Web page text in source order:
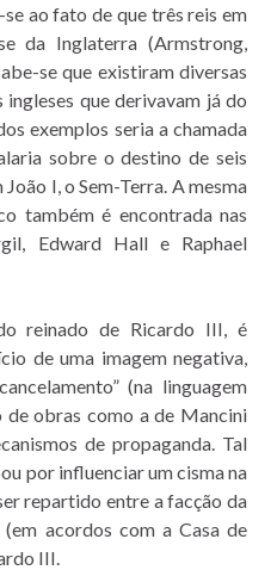
ao fato de que três reis em
da Inglaterra (Armstrong,
se que existiram diversas
que derivavam já do
exemplos seria a chamada
sobre o destino de seis
I, o Sem-Terra. A mesma
também é encontrada nas
Edward Hall e Raphael
reinado de Ricardo III, é
de uma imagem negativa,
(na linguagem
de obras como a de Mancini
de propaganda. Tal
por influenciar um cisma na
repartido entre a facção da
acordos com a Casa de
III.